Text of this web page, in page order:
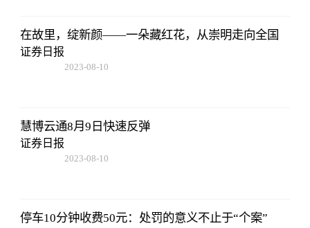
在故里，绽新颜——一朵藏红花，从崇明走向全国
证券日报
2023-08-10
慧博云通8月9日快速反弹
证券日报
2023-08-10
停车10分钟收费50元：处罚的意义不止于“个案”